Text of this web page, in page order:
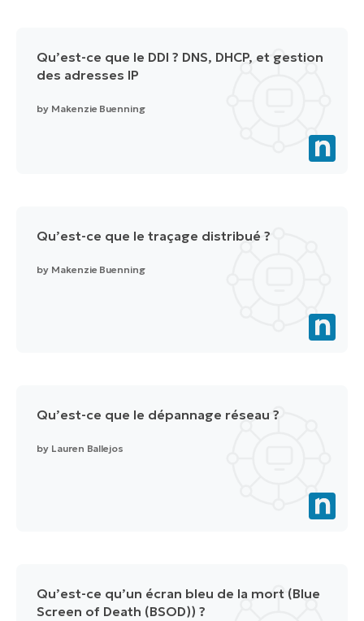
Qu’est-ce que le DDI ? DNS, DHCP, et gestion
des adresses IP
by Makenzie Buenning
Qu’est-ce que le traçage distribué ?
by Makenzie Buenning
Qu’est-ce que le dépannage réseau ?
by Lauren Ballejos
Qu’est-ce qu’un écran bleu de la mort (Blue
Screen of Death (BSOD)) ?